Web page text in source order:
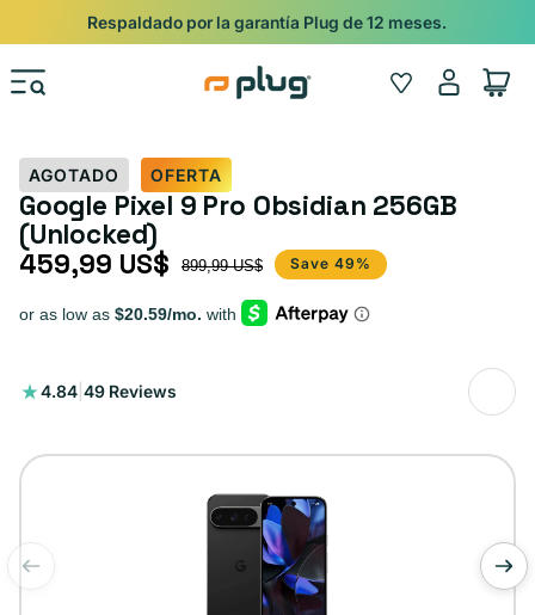
Ir al contenido
Pide con Entrega Nocturna para recibir antes del 24/12.
Wishlist
Iniciar
sesión
Carrito
AGOTADO OFERTA
Google Pixel 9 Pro Obsidian 256GB
(Unlocked)
Precio de oferta
459,99 US$
Precio habitual 899,99 US$ Save 49%
4.84 49 Reviews
49